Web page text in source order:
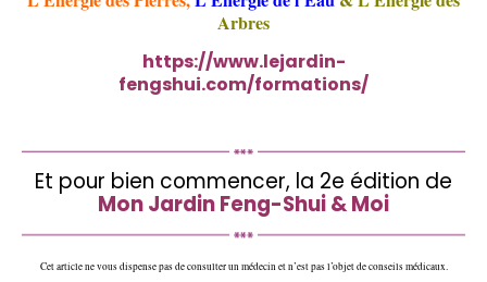
Arbres
https://www.lejardin-
fengshui.com/formations/
Et pour bien commencer, la 2e édition de
Mon Jardin Feng-Shui & Moi
Cet article ne vous dispense pas de consulter un médecin et n’est pas l’objet de conseils médicaux.